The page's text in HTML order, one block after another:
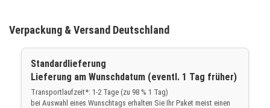
Verpackung & Versand Deutschland
Standardlieferung
Lieferung am Wunschdatum (eventl. 1 Tag früher)
Transportlaufzeit*: 1-2 Tage (zu 98 % 1 Tag)
bei Auswahl eines Wunschtags erhalten Sie Ihr Paket meist einen